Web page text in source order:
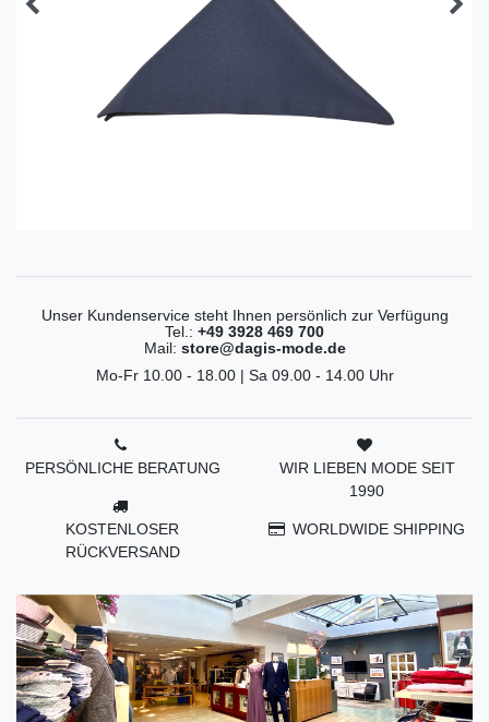
Unser Kundenservice steht Ihnen persönlich zur Verfügung
Tel.: +49 3928 469 700
Mail: store@dagis-mode.de
Mo-Fr 10.00 - 18.00 | Sa 09.00 - 14.00 Uhr
PERSÖNLICHE BERATUNG
KOSTENLOSER
RÜCKVERSAND
WIR LIEBEN MODE SEIT
1990
WORLDWIDE SHIPPING